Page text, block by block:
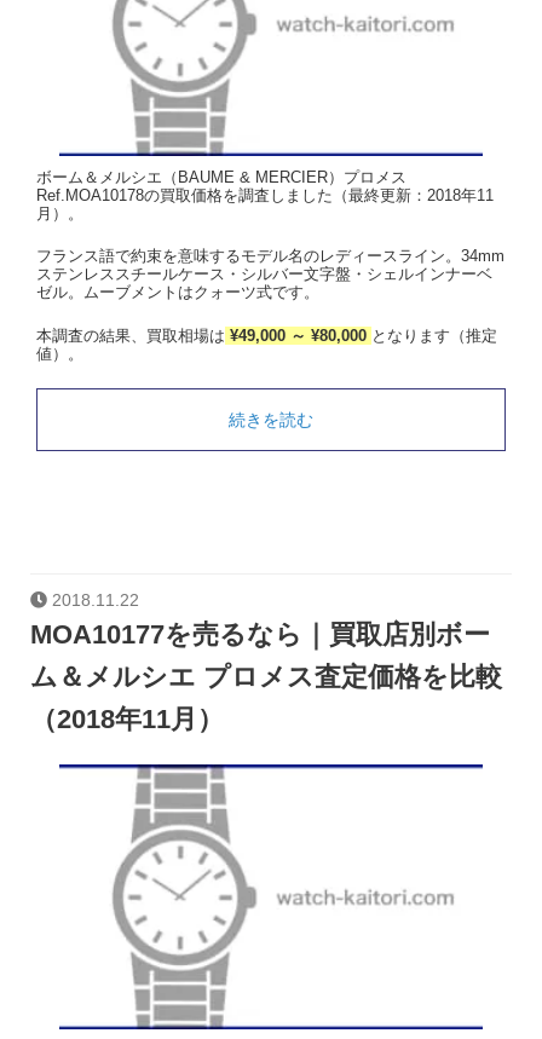
ボーム＆メルシエ（BAUME & MERCIER）プロメス
Ref.MOA10178の買取価格を調査しました（最終更新：2018年11
月）。
フランス語で約束を意味するモデル名のレディースライン。34mm
ステンレススチールケース・シルバー文字盤・シェルインナーベ
ゼル。ムーブメントはクォーツ式です。
本調査の結果、買取相場は ¥49,000 ～ ¥80,000 となります（推定
値）。
続きを読む
2018.11.22
MOA10177を売るなら｜買取店別ボー
ム＆メルシエ プロメス査定価格を比較
（2018年11月）